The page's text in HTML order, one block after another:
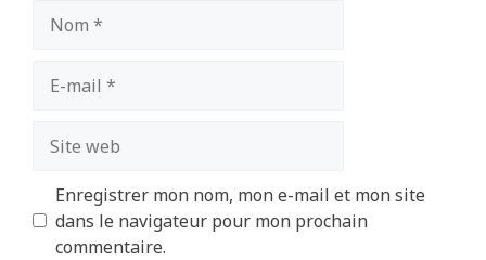
mail
web
Enregistrer mon nom, mon e-mail et mon site
dans le navigateur pour mon prochain
commentaire.